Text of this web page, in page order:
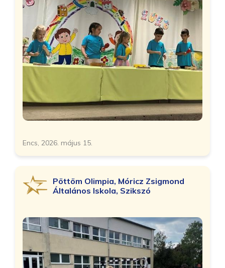
Encs, 2026. május 15.
Pöttöm Olimpia, Móricz Zsigmond
Általános Iskola, Szikszó